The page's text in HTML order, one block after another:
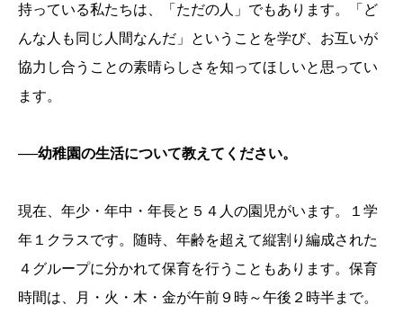
持っている私たちは、「ただの人」でもあります。「ど
んな人も同じ人間なんだ」ということを学び、お互いが
協力し合うことの素晴らしさを知ってほしいと思ってい
ます。
──幼稚園の生活について教えてください。
現在、年少・年中・年長と５４人の園児がいます。１学
年１クラスです。随時、年齢を超えて縦割り編成された
４グループに分かれて保育を行うこともあります。保育
時間は、月・火・木・金が午前９時～午後２時半まで。